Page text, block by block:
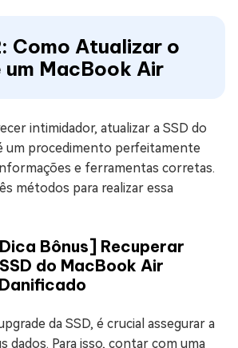
Como Atualizar o
um MacBook Air
intimidador, atualizar a SSD do
um procedimento perfeitamente
e ferramentas corretas.
métodos para realizar essa
Bônus] Recuperar
do MacBook Air
da SSD, é crucial assegurar a
dados. Para isso, contar com uma